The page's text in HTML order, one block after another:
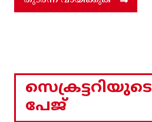
സെക്രട്ടറിയുടെ
പേജ്